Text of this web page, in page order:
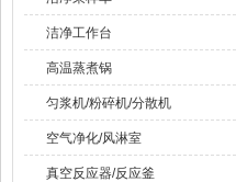
洁净工作台
高温蒸煮锅
匀浆机/粉碎机/分散机
空气净化/风淋室
真空反应器/反应釜